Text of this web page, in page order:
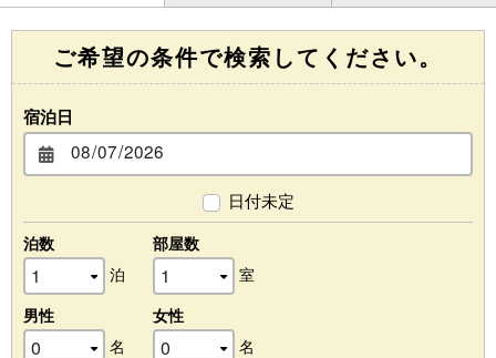
ご希望の条件で検索してください。
宿泊日
日付未定
泊数
泊
部屋数
室
男性
名
女性
名